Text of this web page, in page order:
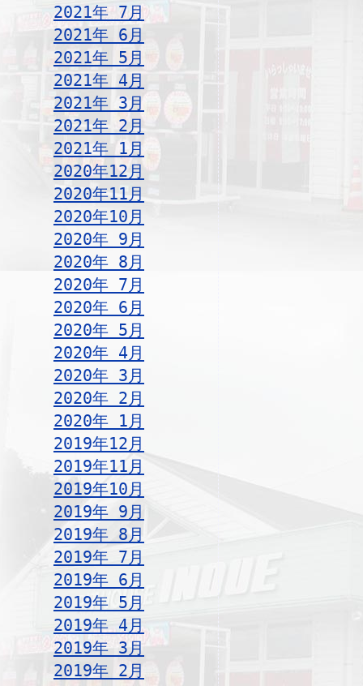
2021年 7月
2021年 6月
2021年 5月
2021年 4月
2021年 3月
2021年 2月
2021年 1月
2020年12月
2020年11月
2020年10月
2020年 9月
2020年 8月
2020年 7月
2020年 6月
2020年 5月
2020年 4月
2020年 3月
2020年 2月
2020年 1月
2019年12月
2019年11月
2019年10月
2019年 9月
2019年 8月
2019年 7月
2019年 6月
2019年 5月
2019年 4月
2019年 3月
2019年 2月